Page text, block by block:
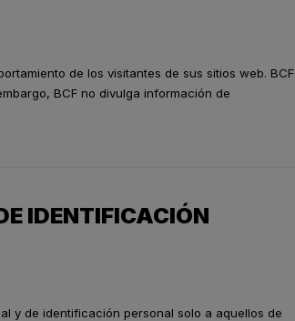
de los visitantes de sus sitios web. BCF
BCF no divulga información de
IDENTIFICACIÓN
y de identificación personal solo a aquellos de